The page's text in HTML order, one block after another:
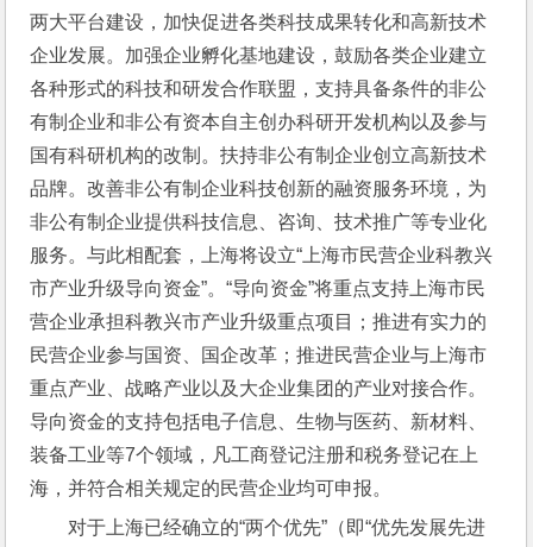
两大平台建设，加快促进各类科技成果转化和高新技术
企业发展。加强企业孵化基地建设，鼓励各类企业建立
各种形式的科技和研发合作联盟，支持具备条件的非公
有制企业和非公有资本自主创办科研开发机构以及参与
国有科研机构的改制。扶持非公有制企业创立高新技术
品牌。改善非公有制企业科技创新的融资服务环境，为
非公有制企业提供科技信息、咨询、技术推广等专业化
服务。与此相配套，上海将设立“上海市民营企业科教兴
市产业升级导向资金”。“导向资金”将重点支持上海市民
营企业承担科教兴市产业升级重点项目；推进有实力的
民营企业参与国资、国企改革；推进民营企业与上海市
重点产业、战略产业以及大企业集团的产业对接合作。
导向资金的支持包括电子信息、生物与医药、新材料、
装备工业等7个领域，凡工商登记注册和税务登记在上
海，并符合相关规定的民营企业均可申报。
对于上海已经确立的“两个优先”（即“优先发展先进